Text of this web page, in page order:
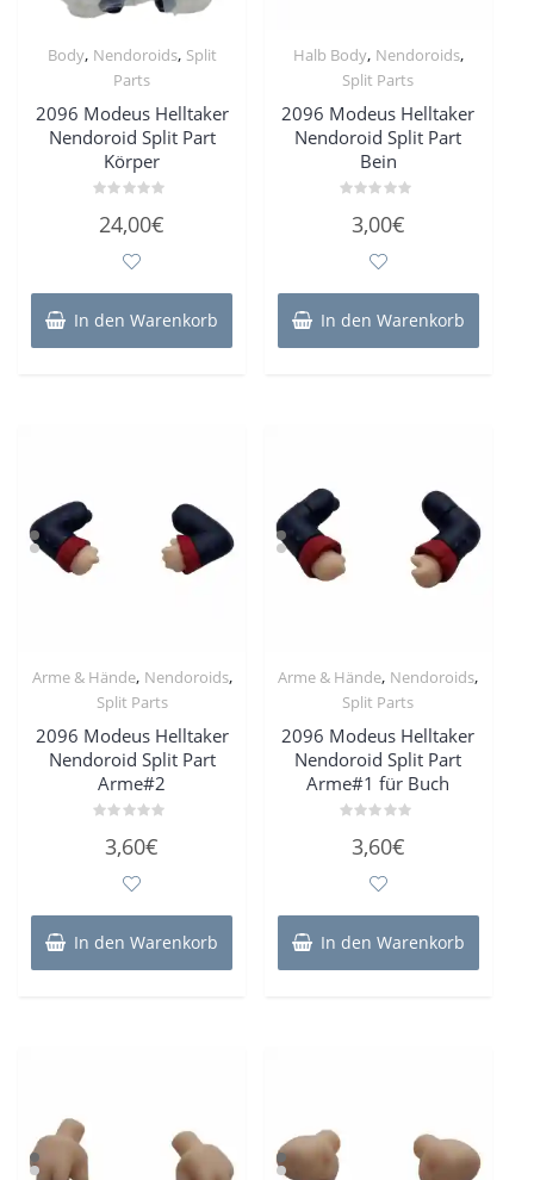
Body, Nendoroids, Split
Parts
2096 Modeus Helltaker
Nendoroid Split Part
Körper
mit
24,00€
In den Warenkorb
Halb Body, Nendoroids,
Split Parts
2096 Modeus Helltaker
Nendoroid Split Part
Bein
mit
3,00€
In den Warenkorb
Arme & Hände, Nendoroids,
Split Parts
2096 Modeus Helltaker
Nendoroid Split Part
Arme#2
mit
3,60€
In den Warenkorb
Arme & Hände, Nendoroids,
Split Parts
2096 Modeus Helltaker
Nendoroid Split Part
Arme#1 für Buch
mit
3,60€
In den Warenkorb